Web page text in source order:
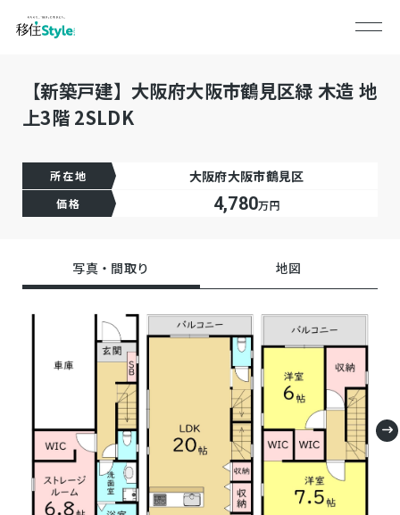
【新築戸建】大阪府大阪市鶴見区緑 木造 地
上3階 2SLDK
所在地 大阪府大阪市鶴見区
価格 4,780万円
写真・間取り 地図